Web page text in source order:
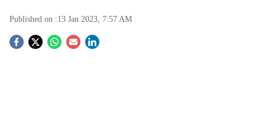
Published on :13 Jan 2023, 7:57 AM
S